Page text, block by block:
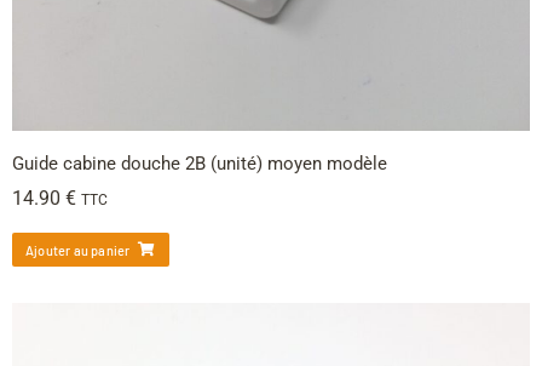
Guide cabine douche 2B (unité) moyen modèle
14.90 € TTC
Ajouter au panier